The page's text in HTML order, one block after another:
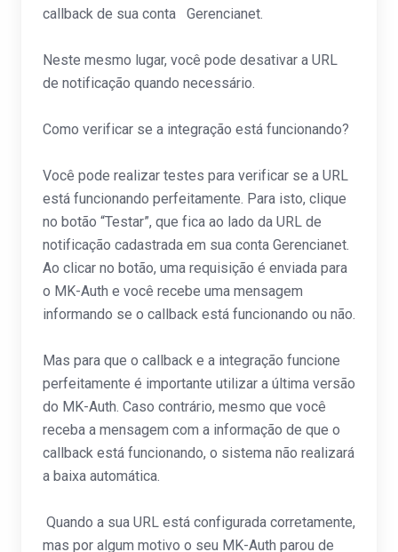
callback de sua conta Gerencianet.
Neste mesmo lugar, você pode desativar a URL
de notificação quando necessário.
Como verificar se a integração está funcionando?
Você pode realizar testes para verificar se a URL
está funcionando perfeitamente. Para isto, clique
no botão “Testar”, que fica ao lado da URL de
notificação cadastrada em sua conta Gerencianet.
Ao clicar no botão, uma requisição é enviada para
o MK-Auth e você recebe uma mensagem
informando se o callback está funcionando ou não.
Mas para que o callback e a integração funcione
perfeitamente é importante utilizar a última versão
do MK-Auth. Caso contrário, mesmo que você
receba a mensagem com a informação de que o
callback está funcionando, o sistema não realizará
a baixa automática.
Quando a sua URL está configurada corretamente,
mas por algum motivo o seu MK-Auth parou de